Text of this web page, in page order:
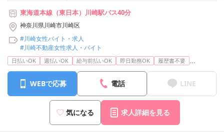
東海道本線（東日本）川崎駅バス40分
神奈川県川崎市川崎区
#川崎女性バイト・求人
#川崎不動産女性求人・バイト
日払いOK 週払いOK 給与前払いOK 即日勤務OK 履歴書不要 ...
WEBで応募 電話 LINE
気になる 求人詳細を見る